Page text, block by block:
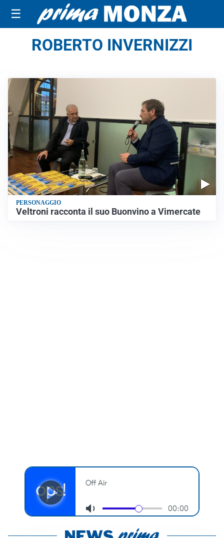
☰
ROBERTO INVERNIZZI
PERSONAGGIO
Veltroni racconta il suo Buonvino a Vimercate